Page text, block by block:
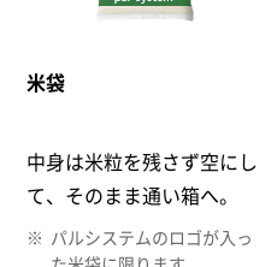
米袋
中身は米粒を残さず空にし
て、そのまま通い箱へ。
パルシステムのロゴが入っ